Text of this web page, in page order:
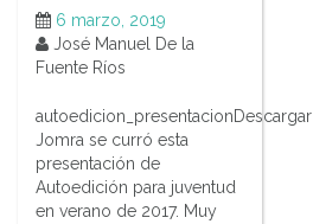
6 marzo, 2019
José Manuel De la
Fuente Ríos
autoedicion_presentacionDescargar
Jomra se curró esta
presentación de
Autoedición para juventud
en verano de 2017. Muy